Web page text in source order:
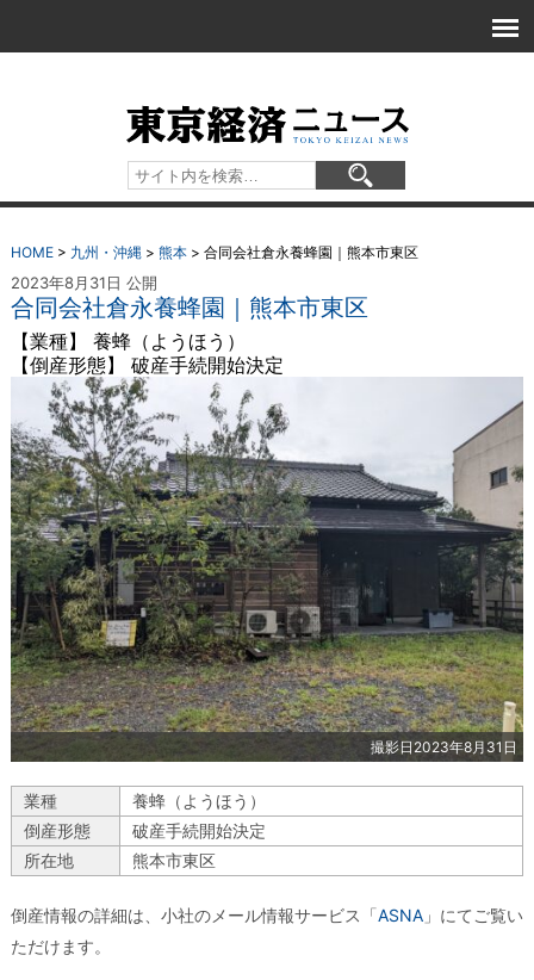
HOME> 九州・沖縄> 熊本> 合同会社倉永養蜂園｜熊本市東区
2023年8月31日 公開
合同会社倉永養蜂園｜熊本市東区
【業種】 養蜂（ようほう）
【倒産形態】 破産手続開始決定
撮影日2023年8月31日
業種
養蜂（ようほう）
倒産形態
破産手続開始決定
所在地
熊本市東区
倒産情報の詳細は、小社のメール情報サービス「ASNA 」にてご覧い
ただけます。